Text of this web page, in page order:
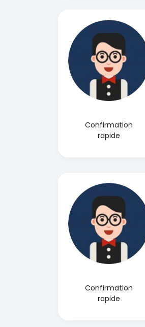
Confirmation
rapide
Confirmation
rapide